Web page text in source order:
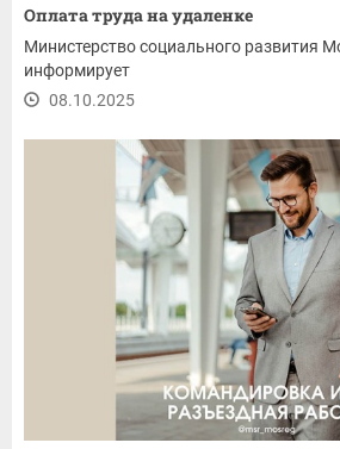
Оплата труда на удаленке
Министерство социального развития
информирует
08.10.2025